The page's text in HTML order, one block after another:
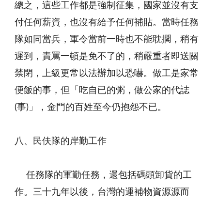
總之，這些工作都是強制征集，國家並沒有支
付任何薪資，也沒有給予任何補貼。當時任務
隊如同當兵，軍令當前一時也不能耽擱，稍有
遲到，責罵一頓是免不了的，稍嚴重者即送關
禁閉，上級更常以法辦加以恐嚇。做工是家常
便飯的事，但「吃自已的粥，做公家的代誌
(事)」，金門的百姓至今仍抱怨不已。
八、民伕隊的岸勤工作
任務隊的軍勤任務，還包括碼頭卸貨的工
作。三十九年以後，台灣的運補物資源源而